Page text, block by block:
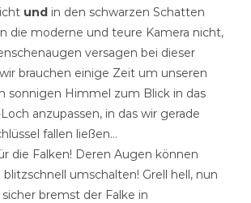
undin den schwarzen Schatten
die moderne und teure Kamera nicht,
versagen bei dieser
brauchen einige Zeit um unseren
sonnigen Himmel zum Blick in das
anzupassen, in das wir gerade
fallen ließen…
die Falken! Deren Augen können
blitzschnell umschalten! Grell hell, nun
bremst der Falke in